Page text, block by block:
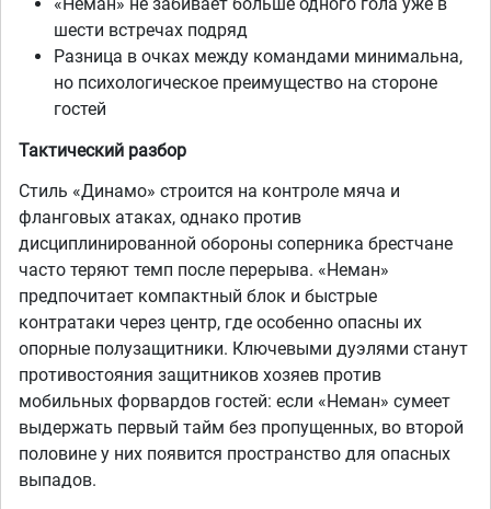
шести встречах подряд
Разница в очках между командами минимальна,
но психологическое преимущество на стороне
гостей
Тактический разбор
Стиль «Динамо» строится на контроле мяча и
фланговых атаках, однако против
дисциплинированной обороны соперника брестчане
часто теряют темп после перерыва. «Неман»
предпочитает компактный блок и быстрые
контратаки через центр, где особенно опасны их
опорные полузащитники. Ключевыми дуэлями станут
противостояния защитников хозяев против
мобильных форвардов гостей: если «Неман» сумеет
выдержать первый тайм без пропущенных, во второй
половине у них появится пространство для опасных
выпадов.